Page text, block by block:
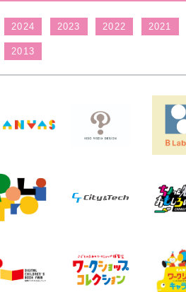
2024 2023 2022 2021
2013